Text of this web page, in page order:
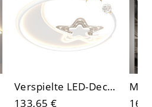
Verspielte LED-Deckenleuchte, kreative Sternenprojektionsleuchte mit Acrylschirm für Kinderzimmer & Babyzimmer
133,65 €